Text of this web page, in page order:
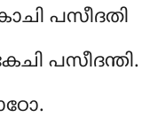
പസീദതി
പസീദന്തി.